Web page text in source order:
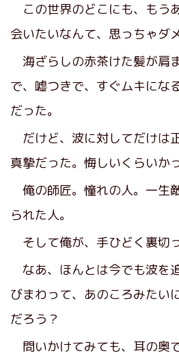
この世界のどこにも、もう
会いたいなんて、思っちゃダ
海ざらしの赤茶けた髪が肩
で、嘘つきで、すぐムキにな
だった。
だけど、波に対してだけは
真摯だった。悔しいくらいか
俺の師匠。憧れの人。一生
られた人。
そして俺が、手ひどく裏切っ
なあ、ほんとは今でも波を
びまわって、あのころみたい
だろう？
問いかけてみても、耳の奥